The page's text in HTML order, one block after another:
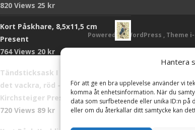
Hantera
För att ge en bra upplevelse använder vi
komma åt enhetsinformation. När du
data som surfbeteende eller unika ID:n på
eller om du återkallar ditt samtycke kan
820 Views 25 kr
Kort Påskhare, 8,5x11,5 cm
Present
764 Views 20 kr
Tändsticksask I den enkla bor
det vackra, röd - Ernst
Kirchsteiger Present
720 Views 89 kr
Powered by WordPress , Theme